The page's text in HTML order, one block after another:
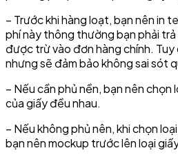
– Trước khi hàng loạt, bạn nên in
phí này thông thường bạn phải
được trừ vào đơn hàng chính.
nhưng sẽ đảm bảo không sai sót
– Nếu cần phủ nền, bạn nên chọn
của giấy đều nhau.
– Nếu không phủ nên, khi chọn
bạn nên mockup trước lên loại